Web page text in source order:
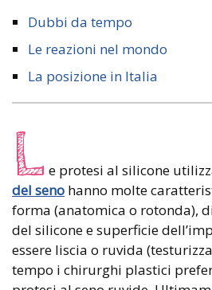
Dubbi da tempo
Le reazioni nel mondo
La posizione in Italia
L e protesi al silicone
del seno hanno molte
forma (anatomica o rotonda),
del silicone e superficie
essere liscia o ruvida
tempo i chirurghi plastici